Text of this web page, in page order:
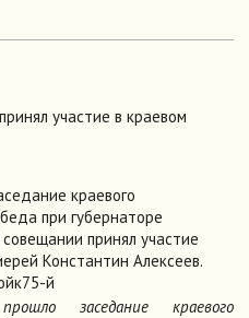
краевого
при губернаторе
принял участие
Константин Алексеев.
й
заседание краевого